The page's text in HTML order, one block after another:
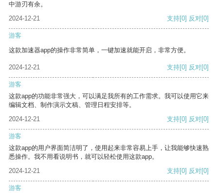
中游刃有余。
2024-12-21
支持[0] 反对[0]
游客
这款加速器app的操作非常简单，一键加速就能开启，非常方便。
2024-12-21 支持[0] 反对[0]
游客
这款app的功能非常强大，可以满足我所有的工作需求。我可以使用它来
编辑文档、制作演示文稿、管理日程安排等。
2024-12-21
支持[0] 反对[0]
游客
这款app的用户界面简洁明了，使用起来非常容易上手，让我能够快速熟
悉操作。我不用看说明书，就可以轻松使用这款app。
2024-12-21
支持[0] 反对[0]
游客